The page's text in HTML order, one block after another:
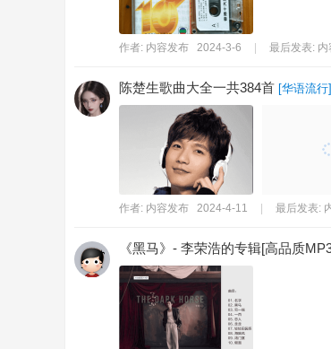
作者: 内容发布 2024-3-6 最后发表: 内
陈楚生歌曲大全一共384首 [华语流行]
作者: 内容发布 2024-4-11 最后发表:
《黑马》- 李荣浩的专辑[高品质